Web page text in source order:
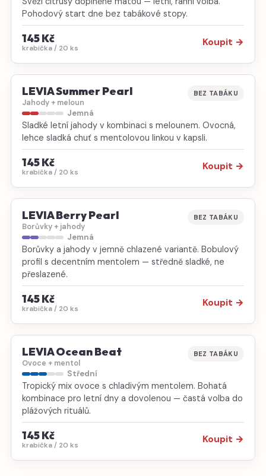
Pohodový start dne bez tabákové stopy.
145 Kč
krabička / 20 ks
Koupit →
LEVIA Summer Pearl
Jahody + meloun
BEZ TABÁKU
Jemná
Sladké letní jahody v kombinaci s melounem. Ovocná,
lehce sladká chuť s mentolovou linkou v kapsli.
145 Kč
krabička / 20 ks
Koupit →
LEVIA Berry Pearl
Borůvky + jahody
BEZ TABÁKU
Jemná
Borůvky a jahody v jemně chlazené variantě. Bobulový
profil s decentním mentolem — středně sladké, ne
přeslazené.
145 Kč
krabička / 20 ks
Koupit →
LEVIA Ocean Beat
Ovoce + mentol
BEZ TABÁKU
Střední
Tropický mix ovoce s chladivým mentolem. Bohatá
kombinace pro letní dny a dovolenou — častá volba do
plážových rituálů.
145 Kč
krabička / 20 ks
Koupit →